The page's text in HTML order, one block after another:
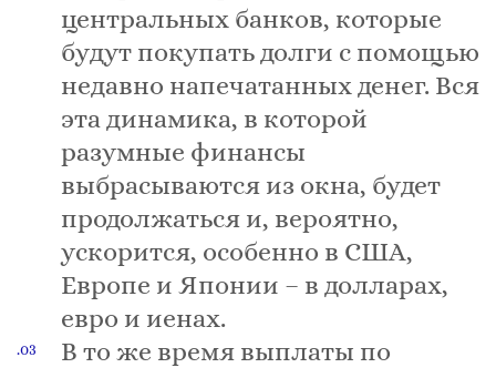
центральных банков, которые
будут покупать долги с помощью
недавно напечатанных денег. Вся
эта динамика, в которой
разумные финансы
выбрасываются из окна, будет
продолжаться и, вероятно,
ускорится, особенно в США,
Европе и Японии – в долларах,
евро и иенах.
В то же время выплаты по